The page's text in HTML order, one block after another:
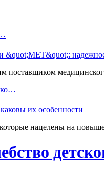
поставщиком
нацелены на